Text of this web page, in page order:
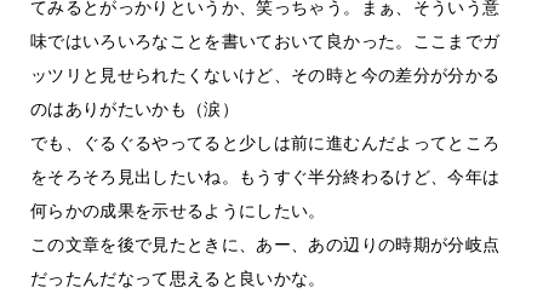
てみるとがっかりというか、笑っちゃう。まぁ、そういう意
味ではいろいろなことを書いておいて良かった。ここまでガ
ッツリと見せられたくないけど、その時と今の差分が分かる
のはありがたいかも（涙）
でも、ぐるぐるやってると少しは前に進むんだよってところ
をそろそろ見出したいね。もうすぐ半分終わるけど、今年は
何らかの成果を示せるようにしたい。
この文章を後で見たときに、あー、あの辺りの時期が分岐点
だったんだなって思えると良いかな。